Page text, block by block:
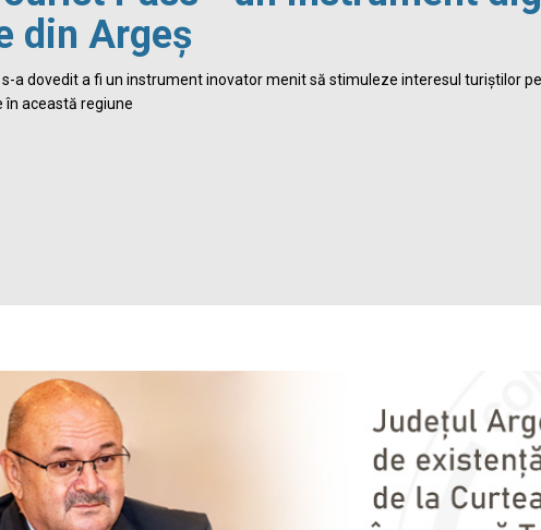
din Argeș
a dovedit a fi un instrument inovator menit să stimuleze interesul turiștilor
în această regiune